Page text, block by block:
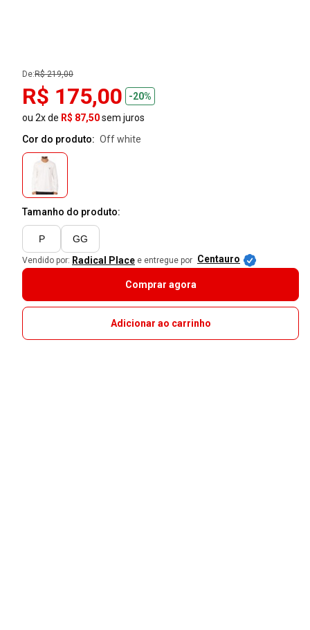
De:R$ 219,00
R$ 175,00
-20%
ou 2x de R$ 87,50sem juros
Cor do produto:
off white
Tamanho do produto:
P GG
Vendido por: Radical Place e entregue por Centauro
Comprar agora
Adicionar ao carrinho